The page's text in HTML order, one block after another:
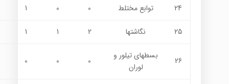
24 توابع مختلط 0
0
1
25 نگاشتها 2
1
1
26
بسطهاي تیلور و
لوران
0
0
0